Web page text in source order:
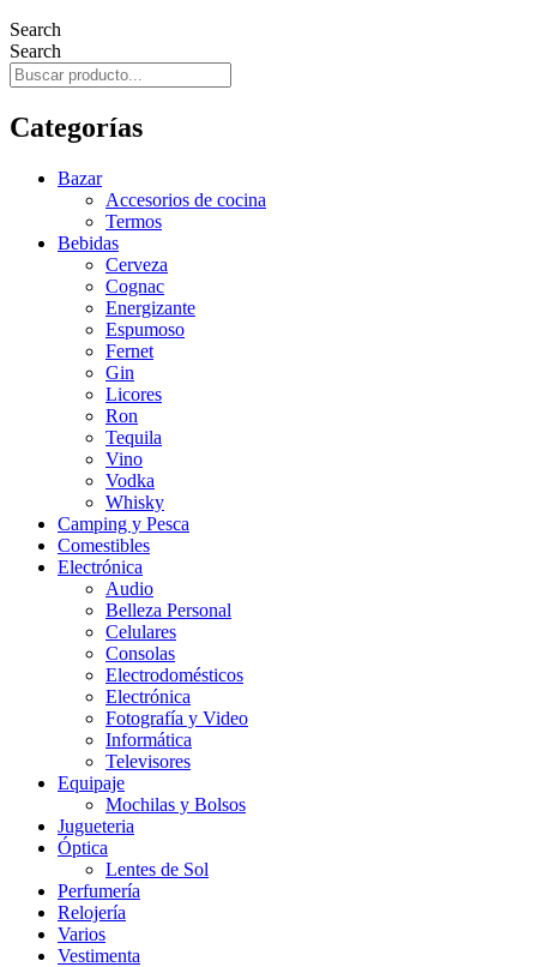
Search
Search
Categorías
Bazar
Accesorios de cocina
Termos
Bebidas
Cerveza
Cognac
Energizante
Espumoso
Fernet
Gin
Licores
Ron
Tequila
Vino
Vodka
Whisky
Camping y Pesca
Comestibles
Electrónica
Audio
Belleza Personal
Celulares
Consolas
Electrodomésticos
Electrónica
Fotografía y Video
Informática
Televisores
Equipaje
Mochilas y Bolsos
Jugueteria
Óptica
Lentes de Sol
Perfumería
Relojería
Varios
Vestimenta